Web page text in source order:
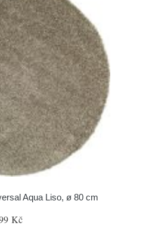
Aqua Liso, ø 80 cm
Kč